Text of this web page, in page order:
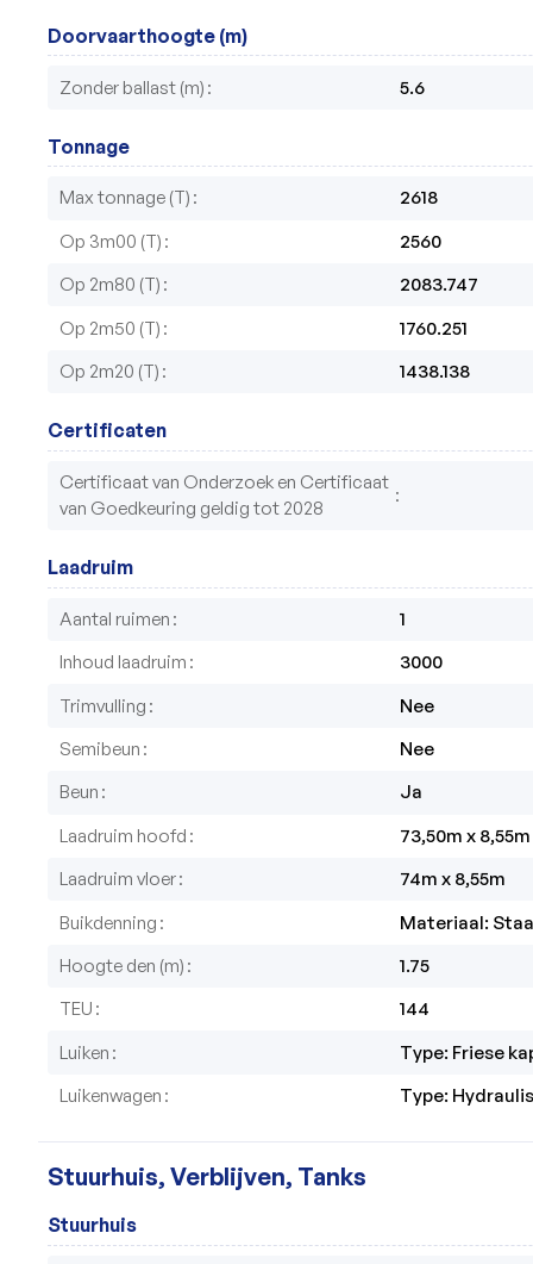
Doorvaarthoogte (m)
Zonder ballast (m) 5.6
Tonnage
Max tonnage (T)
2618
Op 3m00 (T)
2560
Op 2m80 (T)
2083.747
Op 2m50 (T)
1760.251
Op 2m20 (T)
1438.138
Certificaten
Certificaat van Onderzoek en Certificaat
van Goedkeuring geldig tot 2028
Laadruim
Aantal ruimen
1
Inhoud laadruim
3000
Trimvulling
Nee
Semibeun
Nee
Beun
Ja
Laadruim hoofd
73,50m x 8,55m
Laadruim vloer
74m x 8,55m
Buikdenning
Materiaal:
Hoogte den (m)
1.75
TEU
144
Luiken
Type: Friese
Luikenwagen
Type:
Stuurhuis, Verblijven, Tanks
Stuurhuis